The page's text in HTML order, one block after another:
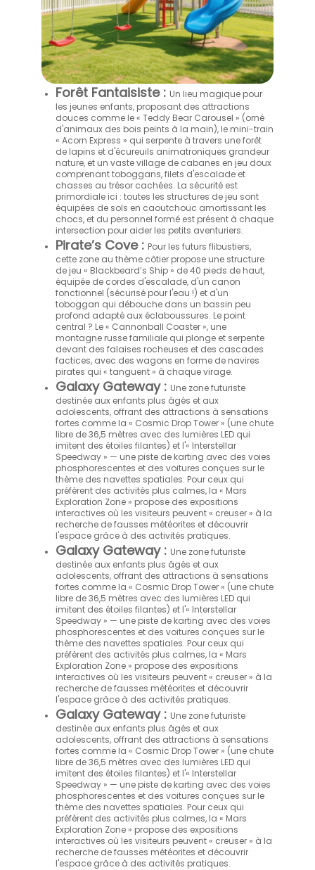
Forêt Fantaisiste : Un lieu magique pour
les jeunes enfants, proposant des attractions
douces comme le « Teddy Bear Carousel » (orné
d'animaux des bois peints à la main), le mini-train
« Acorn Express » qui serpente à travers une forêt
de lapins et d'écureuils animatroniques grandeur
nature, et un vaste village de cabanes en jeu doux
comprenant toboggans, filets d'escalade et
chasses au trésor cachées. La sécurité est
primordiale ici : toutes les structures de jeu sont
équipées de sols en caoutchouc amortissant les
chocs, et du personnel formé est présent à chaque
intersection pour aider les petits aventuriers.
Pirate’s Cove : Pour les futurs flibustiers,
cette zone au thème côtier propose une structure
de jeu « Blackbeard’s Ship » de 40 pieds de haut,
équipée de cordes d'escalade, d'un canon
fonctionnel (sécurisé pour l'eau !) et d'un
toboggan qui débouche dans un bassin peu
profond adapté aux éclaboussures. Le point
central ? Le « Cannonball Coaster », une
montagne russe familiale qui plonge et serpente
devant des falaises rocheuses et des cascades
factices, avec des wagons en forme de navires
pirates qui « tanguent » à chaque virage.
Galaxy Gateway : Une zone futuriste
destinée aux enfants plus âgés et aux
adolescents, offrant des attractions à sensations
fortes comme la « Cosmic Drop Tower » (une chute
libre de 36,5 mètres avec des lumières LED qui
imitent des étoiles filantes) et l'« Interstellar
Speedway » — une piste de karting avec des voies
phosphorescentes et des voitures conçues sur le
thème des navettes spatiales. Pour ceux qui
préfèrent des activités plus calmes, la « Mars
Exploration Zone » propose des expositions
interactives où les visiteurs peuvent « creuser » à la
recherche de fausses météorites et découvrir
l'espace grâce à des activités pratiques.
Galaxy Gateway : Une zone futuriste
destinée aux enfants plus âgés et aux
adolescents, offrant des attractions à sensations
fortes comme la « Cosmic Drop Tower » (une chute
libre de 36,5 mètres avec des lumières LED qui
imitent des étoiles filantes) et l'« Interstellar
Speedway » — une piste de karting avec des voies
phosphorescentes et des voitures conçues sur le
thème des navettes spatiales. Pour ceux qui
préfèrent des activités plus calmes, la « Mars
Exploration Zone » propose des expositions
interactives où les visiteurs peuvent « creuser » à la
recherche de fausses météorites et découvrir
l'espace grâce à des activités pratiques.
Galaxy Gateway : Une zone futuriste
destinée aux enfants plus âgés et aux
adolescents, offrant des attractions à sensations
fortes comme la « Cosmic Drop Tower » (une chute
libre de 36,5 mètres avec des lumières LED qui
imitent des étoiles filantes) et l'« Interstellar
Speedway » — une piste de karting avec des voies
phosphorescentes et des voitures conçues sur le
thème des navettes spatiales. Pour ceux qui
préfèrent des activités plus calmes, la « Mars
Exploration Zone » propose des expositions
interactives où les visiteurs peuvent « creuser » à la
recherche de fausses météorites et découvrir
l'espace grâce à des activités pratiques.